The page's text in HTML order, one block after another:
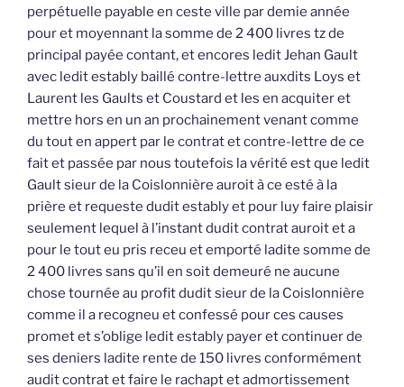
perpétuelle payable en ceste ville par demie année
pour et moyennant la somme de 2 400 livres tz de
principal payée contant, et encores ledit Jehan Gault
avec ledit estably baillé contre-lettre auxdits Loys et
Laurent les Gaults et Coustard et les en acquiter et
mettre hors en un an prochainement venant comme
du tout en appert par le contrat et contre-lettre de ce
fait et passée par nous toutefois la vérité est que ledit
Gault sieur de la Coislonnière auroit à ce esté à la
prière et requeste dudit estably et pour luy faire plaisir
seulement lequel à l’instant dudit contrat auroit et a
pour le tout eu pris receu et emporté ladite somme de
2 400 livres sans qu’il en soit demeuré ne aucune
chose tournée au profit dudit sieur de la Coislonnière
comme il a recogneu et confessé pour ces causes
promet et s’oblige ledit estably payer et continuer de
ses deniers ladite rente de 150 livres conformément
audit contrat et faire le rachapt et admortissement